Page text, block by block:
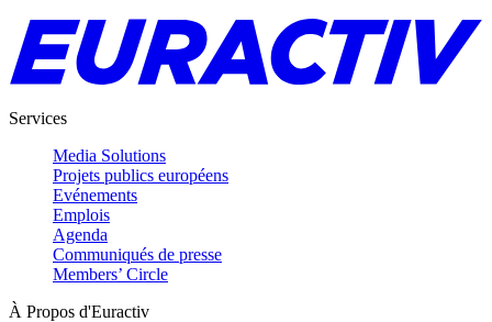
Services
Media Solutions
Projets publics européens
Evénements
Emplois
Agenda
Communiqués de presse
Members’ Circle
À Propos d'Euractiv